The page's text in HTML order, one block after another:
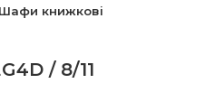
Шафи книжкові
/ 8/11